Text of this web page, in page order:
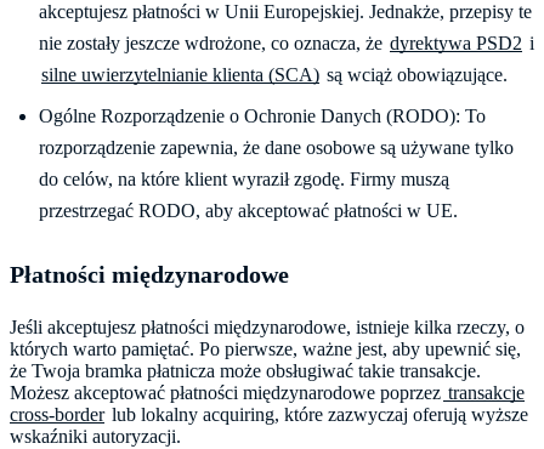
akceptujesz płatności w Unii Europejskiej. Jednakże, przepisy te
nie zostały jeszcze wdrożone, co oznacza, że dyrektywa PSD2 i
silne uwierzytelnianie klienta (SCA) są wciąż obowiązujące.
Ogólne Rozporządzenie o Ochronie Danych (RODO): To
rozporządzenie zapewnia, że dane osobowe są używane tylko
do celów, na które klient wyraził zgodę. Firmy muszą
przestrzegać RODO, aby akceptować płatności w UE.
Płatności międzynarodowe
Jeśli akceptujesz płatności międzynarodowe, istnieje kilka rzeczy, o
których warto pamiętać. Po pierwsze, ważne jest, aby upewnić się,
że Twoja bramka płatnicza może obsługiwać takie transakcje.
Możesz akceptować płatności międzynarodowe poprzez transakcje
cross-border lub lokalny acquiring, które zazwyczaj oferują wyższe
wskaźniki autoryzacji.